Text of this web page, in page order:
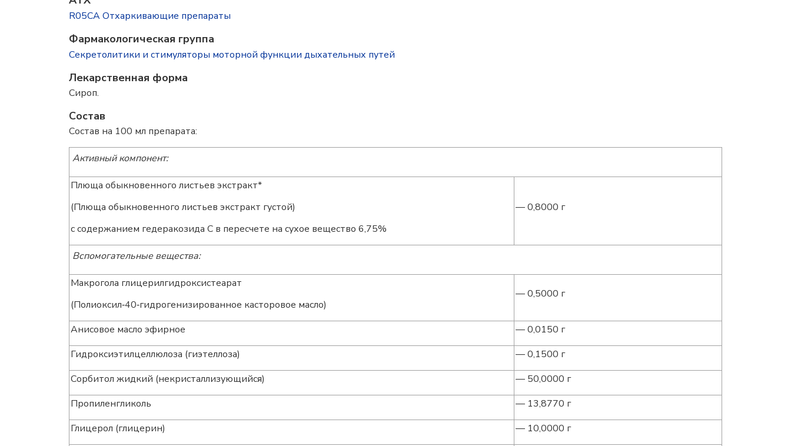
R05CA Отхаркивающие препараты
Фармакологическая группа
Секретолитики и стимуляторы моторной функции дыхательных путей
Лекарственная форма
Сироп.
Состав
Состав на 100 мл препарата:
Активный компонент:
Плюща обыкновенного листьев экстракт*
(Плюща обыкновенного листьев экстракт густой)
с содержанием гедеракозида С в пересчете на сухое вещество 6,75%
— 0,8000 г
Вспомогательные вещества:
Макрогола глицерилгидроксистеарат
(Полиоксил‑40‑гидрогенизированное касторовое масло)
— 0,5000 г
Анисовое масло эфирное
— 0,0150 г
Гидроксиэтилцеллюлоза (гиэтеллоза)
— 0,1500 г
Сорбитол жидкий (некристаллизующийся)
— 50,0000 г
Пропиленгликоль
— 13,8770 г
Глицерол (глицерин)
— 10,0000 г